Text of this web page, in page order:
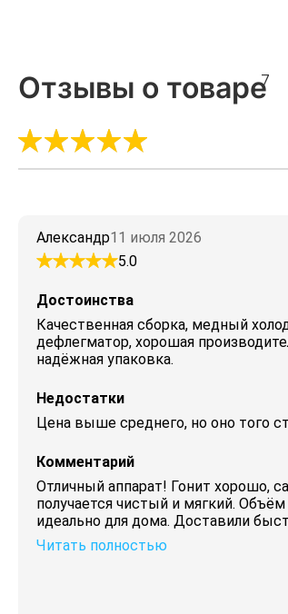
Отзывы о товаре
7
Александр11 июля 2026
5.0
Достоинства
Качественная сборка, медный
дефлегматор, хорошая
надёжная упаковка.
Недостатки
Цена выше среднего, но оно того
Комментарий
Отличный аппарат! Гонит хорошо,
получается чистый и мягкий.
идеально для дома. Доставили
Читать полностью